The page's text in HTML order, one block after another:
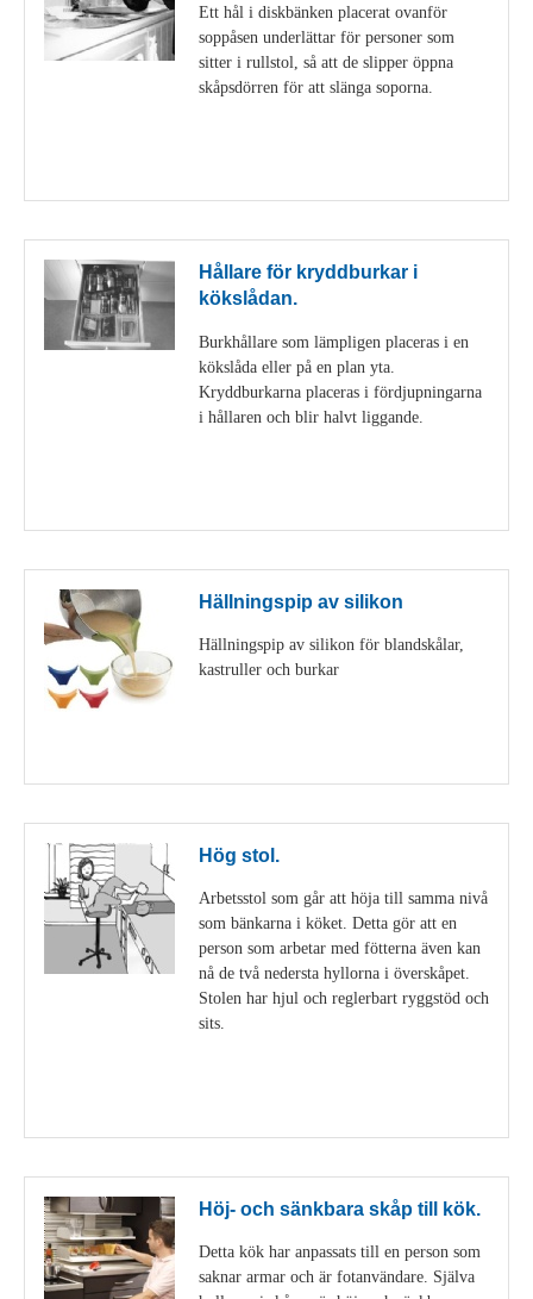
Ett hål i diskbänken placerat ovanför
soppåsen underlättar för personer som
sitter i rullstol, så att de slipper öppna
skåpsdörren för att slänga soporna.
Hållare för kryddburkar i
kökslådan.
Burkhållare som lämpligen placeras i en
kökslåda eller på en plan yta.
Kryddburkarna placeras i fördjupningarna
i hållaren och blir halvt liggande.
Hällningspip av silikon
Hällningspip av silikon för blandskålar,
kastruller och burkar
Hög stol.
Arbetsstol som går att höja till samma nivå
som bänkarna i köket. Detta gör att en
person som arbetar med fötterna även kan
nå de två nedersta hyllorna i överskåpet.
Stolen har hjul och reglerbart ryggstöd och
sits.
Höj- och sänkbara skåp till kök.
Detta kök har anpassats till en person som
saknar armar och är fotanvändare. Själva